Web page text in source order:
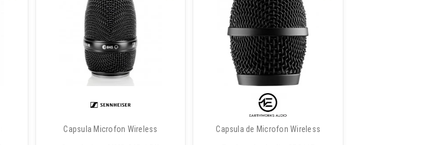
Capsula Microfon Wireless Capsula de Microfon Wireless